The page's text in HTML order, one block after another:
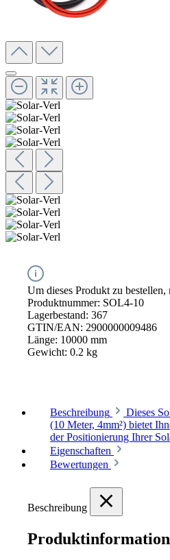
Um dieses Produkt zu bestellen,
Produktnummer: SOL4-10
Lagerbestand: 367
GTIN/EAN: 2900000009486
Länge: 10000 mm
Gewicht: 0.2 kg
Beschreibung
Dieses
(10 Meter, 4mm²) bietet
der Positionierung Ihrer
Eigenschaften
Bewertungen
Beschreibung